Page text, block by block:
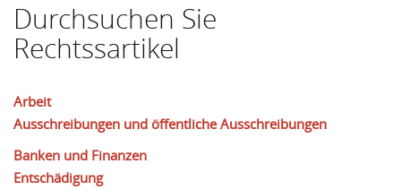
Durchsuchen Sie
Rechtssartikel
Arbeit
Ausschreibungen und öffentliche Ausschreibungen
Banken und Finanzen
Entschädigung